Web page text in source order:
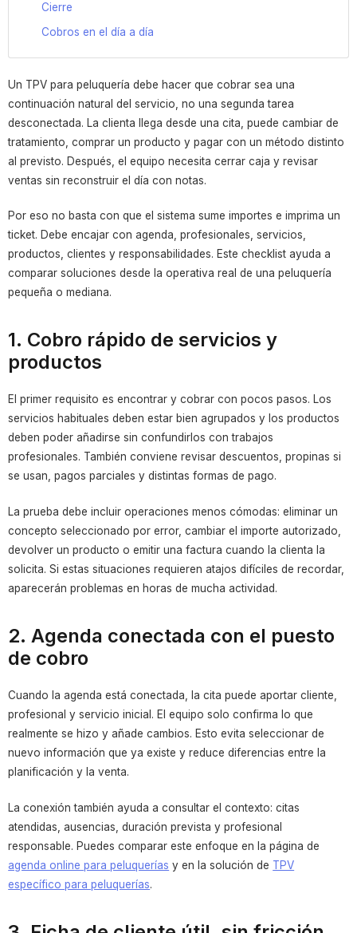
Cierre
Cobros en el día a día
Un TPV para peluquería debe hacer que cobrar sea una
continuación natural del servicio, no una segunda tarea
desconectada. La clienta llega desde una cita, puede cambiar de
tratamiento, comprar un producto y pagar con un método distinto
al previsto. Después, el equipo necesita cerrar caja y revisar
ventas sin reconstruir el día con notas.
Por eso no basta con que el sistema sume importes e imprima un
ticket. Debe encajar con agenda, profesionales, servicios,
productos, clientes y responsabilidades. Este checklist ayuda a
comparar soluciones desde la operativa real de una peluquería
pequeña o mediana.
1. Cobro rápido de servicios y
productos
El primer requisito es encontrar y cobrar con pocos pasos. Los
servicios habituales deben estar bien agrupados y los productos
deben poder añadirse sin confundirlos con trabajos
profesionales. También conviene revisar descuentos, propinas si
se usan, pagos parciales y distintas formas de pago.
La prueba debe incluir operaciones menos cómodas: eliminar un
concepto seleccionado por error, cambiar el importe autorizado,
devolver un producto o emitir una factura cuando la clienta la
solicita. Si estas situaciones requieren atajos difíciles de recordar,
aparecerán problemas en horas de mucha actividad.
2. Agenda conectada con el puesto
de cobro
Cuando la agenda está conectada, la cita puede aportar cliente,
profesional y servicio inicial. El equipo solo confirma lo que
realmente se hizo y añade cambios. Esto evita seleccionar de
nuevo información que ya existe y reduce diferencias entre la
planificación y la venta.
La conexión también ayuda a consultar el contexto: citas
atendidas, ausencias, duración prevista y profesional
responsable. Puedes comparar este enfoque en la página de
agenda online para peluquerías y en la solución de TPV
específico para peluquerías.